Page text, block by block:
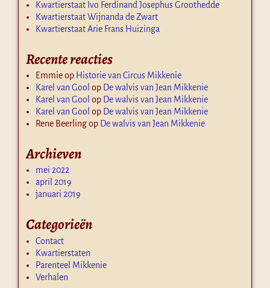
Kwartierstaat Ivo Ferdinand Josephus Groothedde
Kwartierstaat Wijnanda de Zwart
Kwartierstaat Arie Frans Huizinga
Recente reacties
Emmieop Historie van Circus Mikkenie
Karel van Gool op De walvis van Jean Mikkenie
Karel van Gool op De walvis van Jean Mikkenie
Karel van Gool op De walvis van Jean Mikkenie
Rene Beerlingop De walvis van Jean Mikkenie
Archieven
mei 2022
april 2019
januari 2019
Categorieën
Contact
Kwartierstaten
Parenteel Mikkenie
Verhalen